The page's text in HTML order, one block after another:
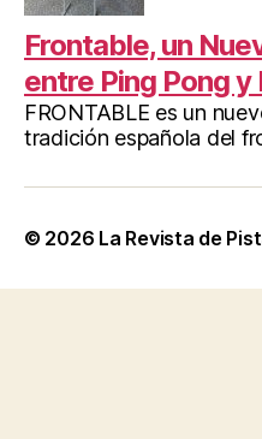
Frontable, un
entre Ping Pong y
FRONTABLE es un
tradición española del
© 2026 La Revista de